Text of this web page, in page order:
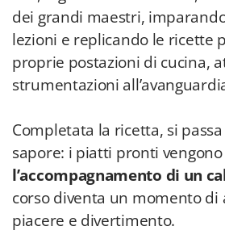
dei grandi maestri,
lezioni e replicando le ricette
proprie postazioni di cucina,
strumentazioni
Completata la ricetta, si
sapore: i piatti pronti
l’accompagnamento di un
corso diventa un momento di
piacere e divertimento.